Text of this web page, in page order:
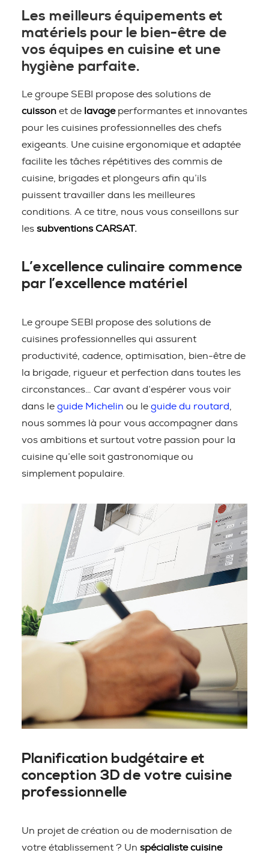
Les meilleurs équipements et
matériels pour le bien-être de
vos équipes en cuisine et une
hygiène parfaite.
Le groupe SEBI propose des solutions de
cuisson et de lavageperformantes et innovantes
pour les cuisines professionnelles des chefs
exigeants. Une cuisine ergonomique et adaptée
facilite les tâches répétitives des commis de
cuisine, brigades et plongeurs afin qu’ils
puissent travailler dans les meilleures
conditions. A ce titre, nous vous conseillons sur
les subventions CARSAT.
L’excellence culinaire commence
par l’excellence matériel
Le groupe SEBI propose des solutions de
cuisines professionnelles qui assurent
productivité, cadence, optimisation, bien-être de
la brigade, rigueur et perfection dans toutes les
circonstances… Car avant d’espérer vous voir
dans le guide Michelin ou le guide du routard
nous sommes là pour vous accompagner dans
vos ambitions et surtout votre passion pour la
cuisine qu’elle soit gastronomique ou
simplement populaire.
Planification budgétaire et
conception 3D de votre cuisine
professionnelle
Un projet de création ou de modernisation de
votre établissement ? Un spécialiste cuisine